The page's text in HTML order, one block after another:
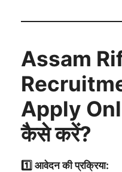
Assam
Apply
कैसे करें?
1️⃣ आवेदन की प्रक्रिया: